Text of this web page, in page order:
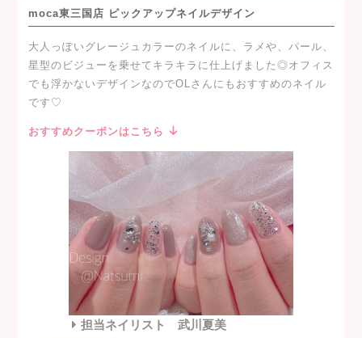
moca東三国店 ピックアップネイルデザイン
大人っぽいグレージュカラーのネイルに、ラメや、パール、
星型のビジューを乗せてキラキラに仕上げました◎オフィス
でも浮かないデザインなのでOLさんにもおすすめのネイル
です♡
おすすめクーポンはこちら
担当ネイリスト 武川夏美